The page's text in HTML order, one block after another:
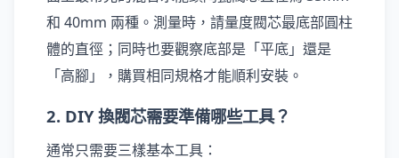
和 40mm 兩種。測量時，請量度閥芯最底部圓柱
體的直徑；同時也要觀察底部是「平底」還是
「高腳」，購買相同規格才能順利安裝。
2. DIY 換閥芯需要準備哪些工具？
通常只需要三樣基本工具：